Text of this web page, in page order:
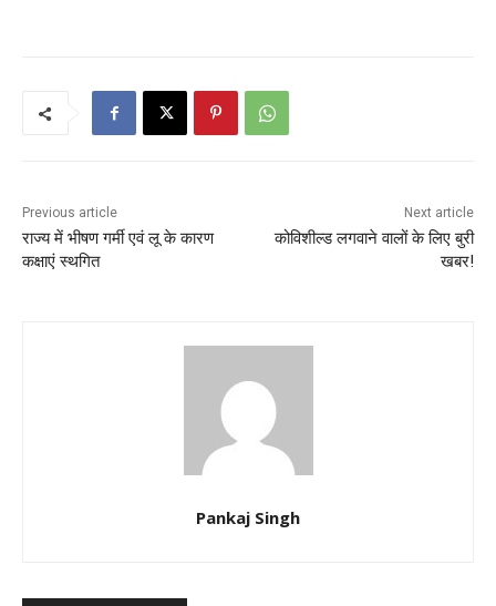
Previous article
राज्य में भीषण गर्मी एवं लू के कारण
कक्षाएं स्थगित
Next article
कोविशील्ड लगवाने वालों के लिए बुरी
खबर!
Pankaj Singh